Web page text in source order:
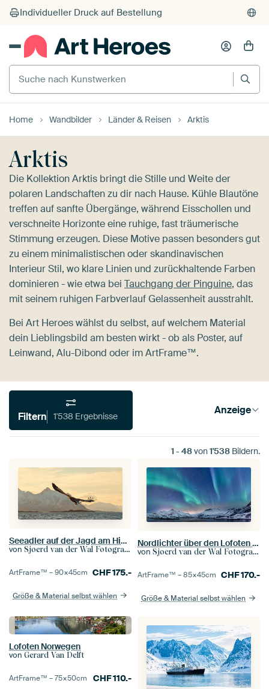
Suche nach Kunstwerken
Home Wandbilder Länder & Reisen Arktis
Arktis
Die Kollektion Arktis bringt die Stille und Weite der
polaren Landschaften zu dir nach Hause. Kühle Blautöne
treffen auf sanfte Übergänge, während Eisschollen und
verschneite Horizonte eine ruhige, fast träumerische
Stimmung erzeugen. Diese Motive passen besonders gut
zu einem minimalistischen oder skandinavischen
Interieur Stil, wo klare Linien und zurückhaltende Farben
dominieren - wie etwa bei Tauchgang der Pinguine, das
mit seinem ruhigen Farbverlauf Gelassenheit ausstrahlt.
Bei Art Heroes wählst du selbst, auf welchem Material
dein Lieblingsbild am besten wirkt - ob als Poster, auf
Leinwand, Alu-Dibond oder im ArtFrame™.
Filtern 1'538 Ergebnisse Anzeige
1 - 48von1'538 Bildern.
Seeadler auf der Jagd am Himmel
von Sjoerd van der Wal Fotografie
ArtFrame™ –90×45cm CHF175.-
Größe & Material selbst wählen
Nordlichter über den Lofoten in Norwegen
von Sjoerd van der Wal Fotografie
ArtFrame™ –85×45cm CHF170.-
Größe & Material selbst wählen
Lofoten Norwegen
von Gerard Van Delft
ArtFrame™ –75×50cm CHF110.-